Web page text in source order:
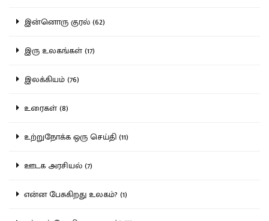
இன்னொரு குரல் (62)
இரு உலகங்கள் (17)
இலக்கியம் (76)
உரைகள் (8)
உற்றுநோக்க ஒரு செய்தி (11)
ஊடக அரசியல் (7)
என்ன பேசுகிறது உலகம்? (1)